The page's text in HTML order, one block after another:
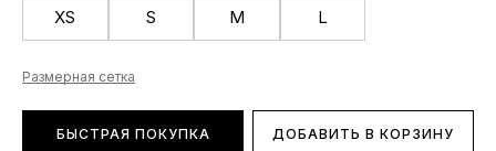
XS S M L
Размерная сетка
БЫСТРАЯ ПОКУПКА ДОБАВИТЬ В КОРЗИНУ